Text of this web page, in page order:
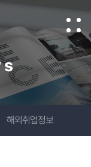
해외취업정보